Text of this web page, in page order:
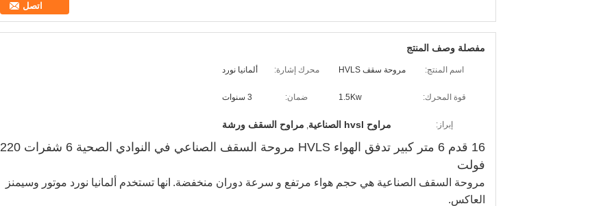
اتصل
مفصلة وصف المنتج
اسم المنتج: مروحة سقف HVLS محرك إشارة: ألمانيا نورد
قوة المحرك: 1.5Kw ضمان: 3 سنوات
إبراز: مراوح hvsl الصناعية , مراوح السقف ورشة
16 قدم 6 متر كبير تدفق الهواء HVLS مروحة السقف الصناعي في النوادي الصحية 6 شفرات 220
فولت
مروحة السقف الصناعية هي حجم هواء مرتفع و سرعة دوران منخفضة. انها تستخدم ألمانيا نورد موتور وسيمنز
العاكس.